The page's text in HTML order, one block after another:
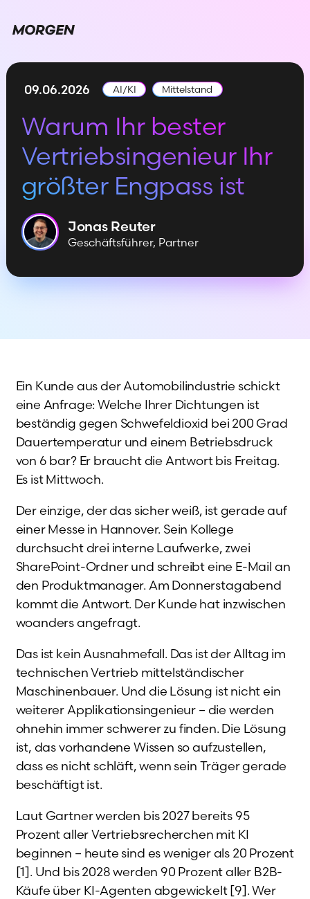
09.06.2026 AI/KI Mittelstand
Warum Ihr bester
Vertriebsingenieur Ihr
größter Engpass ist
Jonas Reuter
Geschäftsführer, Partner
Ein Kunde aus der Automobilindustrie schickt
eine Anfrage: Welche Ihrer Dichtungen ist
beständig gegen Schwefeldioxid bei 200 Grad
Dauertemperatur und einem Betriebsdruck
von 6 bar? Er braucht die Antwort bis Freitag.
Es ist Mittwoch.
Der einzige, der das sicher weiß, ist gerade auf
einer Messe in Hannover. Sein Kollege
durchsucht drei interne Laufwerke, zwei
SharePoint-Ordner und schreibt eine E-Mail an
den Produktmanager. Am Donnerstagabend
kommt die Antwort. Der Kunde hat inzwischen
woanders angefragt.
Das ist kein Ausnahmefall. Das ist der Alltag im
technischen Vertrieb mittelständischer
Maschinenbauer. Und die Lösung ist nicht ein
weiterer Applikationsingenieur – die werden
ohnehin immer schwerer zu finden. Die Lösung
ist, das vorhandene Wissen so aufzustellen,
dass es nicht schläft, wenn sein Träger gerade
beschäftigt ist.
Laut Gartner werden bis 2027 bereits 95
Prozent aller Vertriebsrecherchen mit KI
beginnen – heute sind es weniger als 20 Prozent
[1]. Und bis 2028 werden 90 Prozent aller B2B-
Käufe über KI-Agenten abgewickelt [9]. Wer